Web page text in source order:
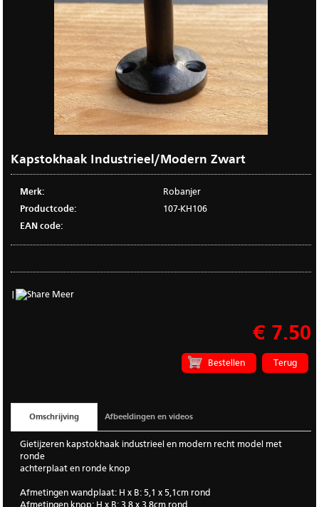
Kapstokhaak Industrieel/Modern Zwart
Merk:
Robanjer
Productcode:
107-KH106
EAN code:
Meer
€ 7.50
Terug
Omschrijving Afbeeldingen en videos
Gietijzeren kapstokhaak industrieel en modern recht model met
ronde
achterplaat en ronde knop
Afmetingen wandplaat: H x B: 5,1 x 5,1cm rond
Afmetingen knop: H x B: 3,8 x 3,8cm rond